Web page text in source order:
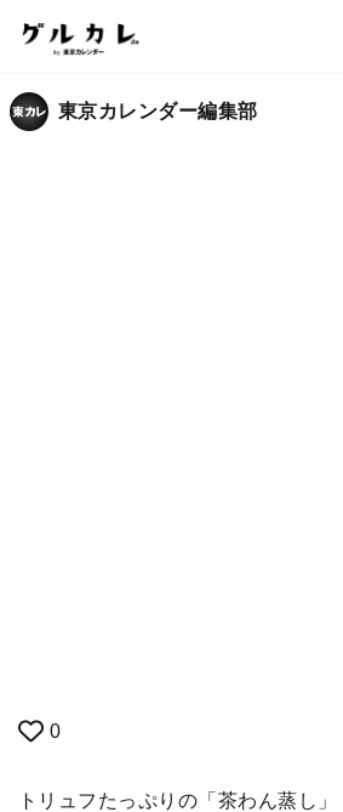
東京カレンダー編集部
0
トリュフたっぷりの「茶わん蒸し」